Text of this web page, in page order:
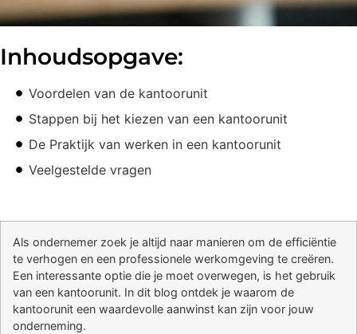
Inhoudsopgave:
Voordelen van de kantoorunit
Stappen bij het kiezen van een kantoorunit
De Praktijk van werken in een kantoorunit
Veelgestelde vragen
Als ondernemer zoek je altijd naar manieren om de efficiëntie
te verhogen en een professionele werkomgeving te creëren.
Een interessante optie die je moet overwegen, is het gebruik
van een kantoorunit. In dit blog ontdek je waarom de
kantoorunit een waardevolle aanwinst kan zijn voor jouw
onderneming.